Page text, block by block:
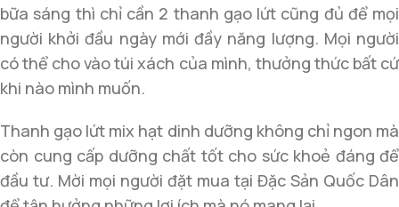
bữa sáng thì chỉ cần 2 thanh gạo lứt cũng đủ để mọi
người khởi đầu ngày mới đầy năng lượng. Mọi người
có thể cho vào túi xách của mình, thưởng thức bất cứ
khi nào mình muốn.
Thanh gạo lứt mix hạt dinh dưỡng không chỉ ngon mà
còn cung cấp dưỡng chất tốt cho sức khoẻ đáng để
đầu tư. Mời mọi người đặt mua tại Đặc Sản Quốc Dân